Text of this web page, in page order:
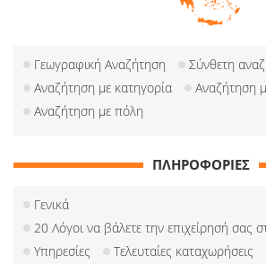
Γεωγραφική Αναζήτηση
Σύνθετη
Αναζήτηση με κατηγορία
Αναζήτηση
Αναζήτηση με πόλη
ΠΛΗΡΟΦΟΡΙΕΣ
Γενικά
20 Λόγοι να βάλετε την επιχείρησή σας
Υπηρεσίες
Τελευταίες καταχωρήσεις